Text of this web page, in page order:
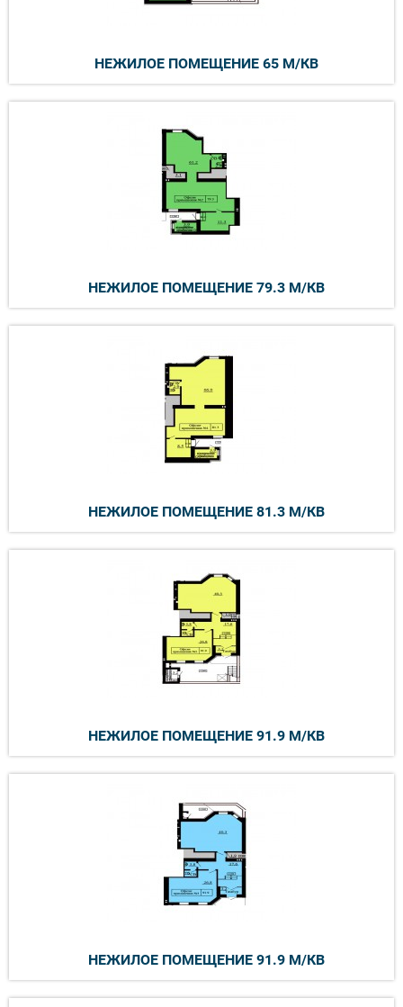
НЕЖИЛОЕ ПОМЕЩЕНИЕ 65 М/КВ
НЕЖИЛОЕ ПОМЕЩЕНИЕ 79.3 М/КВ
НЕЖИЛОЕ ПОМЕЩЕНИЕ 81.3 М/КВ
НЕЖИЛОЕ ПОМЕЩЕНИЕ 91.9 М/КВ
НЕЖИЛОЕ ПОМЕЩЕНИЕ 91.9 М/КВ